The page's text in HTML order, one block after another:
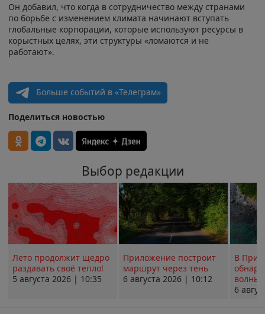
Он добавил, что когда в сотрудничество между странами
по борьбе с изменением климата начинают вступать
глобальные корпорации, которые используют ресурсы в
корыстных целях, эти структуры «ломаются и не
работают».
Больше событий в «Телеграм»
Поделиться новостью
Выбор редакции
Лето продолжит щедро
раздавать своё тепло!
5 августа 2026 | 10:35
Приложение построит
маршрут через тень
6 августа 2026 | 10:12
В
волны
6